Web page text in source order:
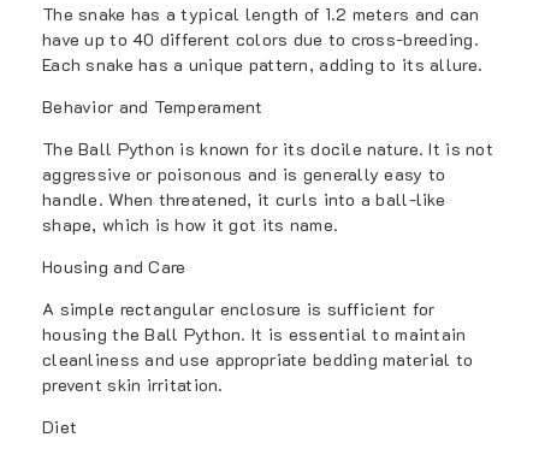
The snake has a typical length of 1.2 meters and can
have up to 40 different colors due to cross-breeding.
Each snake has a unique pattern, adding to its allure.
Behavior and Temperament
The Ball Python is known for its docile nature. It is not
aggressive or poisonous and is generally easy to
handle. When threatened, it curls into a ball-like
shape, which is how it got its name.
Housing and Care
A simple rectangular enclosure is sufficient for
housing the Ball Python. It is essential to maintain
cleanliness and use appropriate bedding material to
prevent skin irritation.
Diet